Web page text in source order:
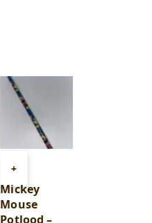
+
winkelwagen
Mickey
Mouse
Potlood –